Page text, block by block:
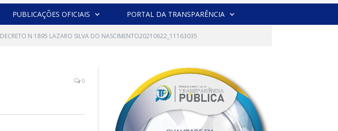
PUBLICAÇÕES OFICIAIS PORTAL DA TRANSPARÊNCIA
DECRETO N 1895 LAZARO SILVA DO NASCIMENTO20210622_11163035
0